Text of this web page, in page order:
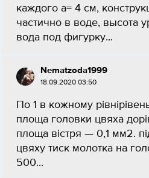
каждого a= 4 см,
частично в воде, высота
вода под фигурку...
Nematzoda1999
18.09.2020 03:50
По 1 в кожному
площа головки цвяха
площа вістря — 0,1 мм2.
цвяху тиск молотка на
500...